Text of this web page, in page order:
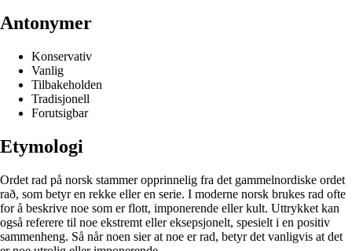
Antonymer
Konservativ
Vanlig
Tilbakeholden
Tradisjonell
Forutsigbar
Etymologi
Ordet rad på norsk stammer opprinnelig fra det gammelnordiske ordet
rað, som betyr en rekke eller en serie. I moderne norsk brukes rad ofte
for å beskrive noe som er flott, imponerende eller kult. Uttrykket kan
også referere til noe ekstremt eller eksepsjonelt, spesielt i en positiv
sammenheng. Så når noen sier at noe er rad, betyr det vanligvis at det